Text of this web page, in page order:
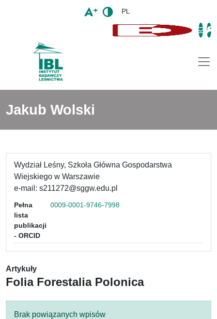
PL
Jakub Wolski
Wydział Leśny, Szkoła Główna Gospodarstwa
Wiejskiego w Warszawie
e-mail: s211272@sggw.edu.pl
Pełna
lista
publikacji
- ORCID
0009-0001-9746-7998
Artykuły
Folia Forestalia Polonica
Brak powiązanych wpisów